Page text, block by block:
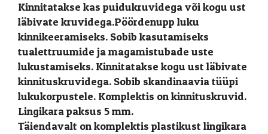
Kinnitatakse kas puidukruvidega või kogu ust
läbivate kruvidega.Pöördenupp luku
kinnikeeramiseks. Sobib kasutamiseks
tualettruumide ja magamistubade uste
lukustamiseks. Kinnitatakse kogu ust läbivate
kinnituskruvidega. Sobib skandinaavia tüüpi
lukukorpustele. Komplektis on kinnituskruvid.
Lingikara paksus 5 mm.
Täiendavalt on komplektis plastikust lingikara